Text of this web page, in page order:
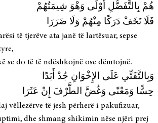
هُمْ بِالتَّفَضُّلِ أَوْلَى وَهْوَ شِيمَتُهُمْ
فَلَا تَخَفْ دَرَكًا مِنْهُمْ وَلَا ضَرَرَا
të tjerëve ata janë të lartësuar, sepse
se do të të ndëshkojnë ose dëmtojnë.
وَبِالتَّفَتِّي عَلَى الإِخْوَانِ جُدْ أَبَدًا
حِسًّا وَمَعْنًى وَغُضَّ الطَّرْفَ إِنْ عَثَرَا
vëllezërve të jesh përherë i pakufizuar,
dhe shmang shikimin nëse njëri prej